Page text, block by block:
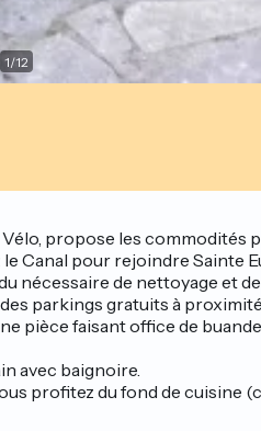
1/12
propose les commodités
Canal pour rejoindre Sainte
nécessaire de nettoyage et
parkings gratuits à
pièce faisant office de
avec baignoire.
profitez du fond de cuisine